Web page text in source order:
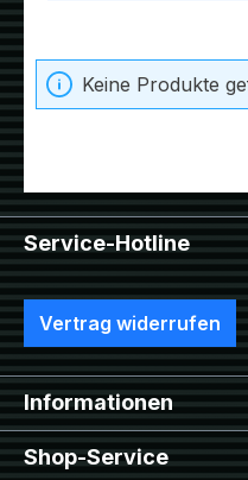
Keine Produkte
Service-Hotline
Vertrag widerrufen
Informationen
Shop-Service